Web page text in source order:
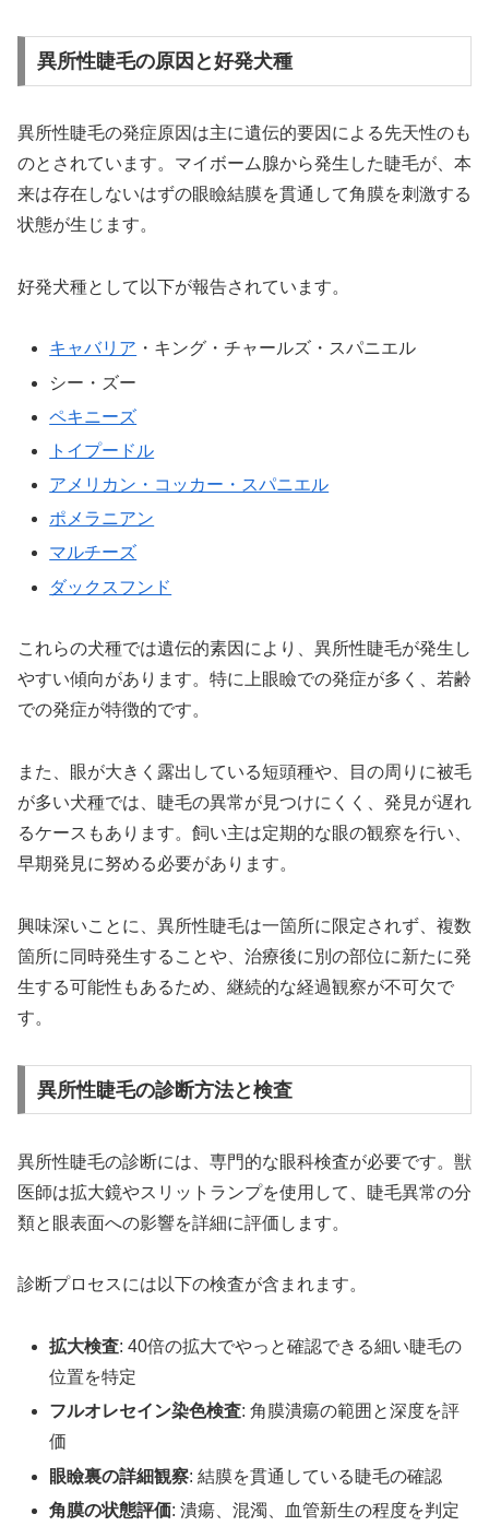
異所性睫毛の原因と好発犬種
異所性睫毛の発症原因は主に遺伝的要因による先天性のも
のとされています。マイボーム腺から発生した睫毛が、本
来は存在しないはずの眼瞼結膜を貫通して角膜を刺激する
状態が生じます。
好発犬種として以下が報告されています。
キャバリア ・キング・チャールズ・スパニエル
シー・ズー
ペキニーズ
トイプードル
アメリカン・コッカー・スパニエル
ポメラニアン
マルチーズ
ダックスフンド
これらの犬種では遺伝的素因により、異所性睫毛が発生し
やすい傾向があります。特に上眼瞼での発症が多く、若齢
での発症が特徴的です。
また、眼が大きく露出している短頭種や、目の周りに被毛
が多い犬種では、睫毛の異常が見つけにくく、発見が遅れ
るケースもあります。飼い主は定期的な眼の観察を行い、
早期発見に努める必要があります。
興味深いことに、異所性睫毛は一箇所に限定されず、複数
箇所に同時発生することや、治療後に別の部位に新たに発
生する可能性もあるため、継続的な経過観察が不可欠で
す。
異所性睫毛の診断方法と検査
異所性睫毛の診断には、専門的な眼科検査が必要です。獣
医師は拡大鏡やスリットランプを使用して、睫毛異常の分
類と眼表面への影響を詳細に評価します。
診断プロセスには以下の検査が含まれます。
拡大検査: 40倍の拡大でやっと確認できる細い睫毛の
位置を特定
フルオレセイン染色検査: 角膜潰瘍の範囲と深度を評
価
眼瞼裏の詳細観察: 結膜を貫通している睫毛の確認
角膜の状態評価: 潰瘍、混濁、血管新生の程度を判定